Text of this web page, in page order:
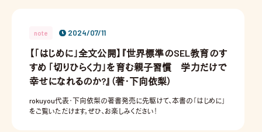
note 2024/07/11
【「はじめに」全文公開】『世界標準のSEL教育のす
すめ 「切りひらく力」を育む親子習慣 学力だけで
幸せになれるのか?』（著・下向依梨）
rokuyou代表・下向依梨の著書発売に先駆けて、本書の「はじめに」
をご覧いただけます。ぜひ、お楽しみください！